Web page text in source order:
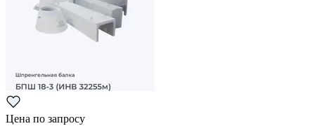
Цена по запросу